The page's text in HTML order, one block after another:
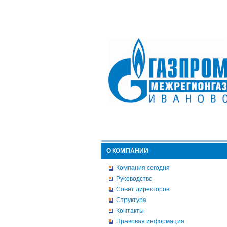
О КОМПАНИИ
Компания сегодня
Руководство
Совет директоров
Структура
Контакты
Правовая информация